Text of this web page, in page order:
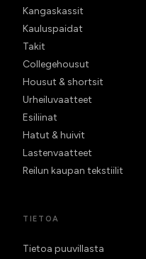
Kangaskassit
Kauluspaidat
Takit
Collegehousut
Housut & shortsit
Urheiluvaatteet
Esiliinat
Hatut & huivit
Lastenvaatteet
Reilun kaupan tekstiilit
TIETOA
Tietoa puuvillasta